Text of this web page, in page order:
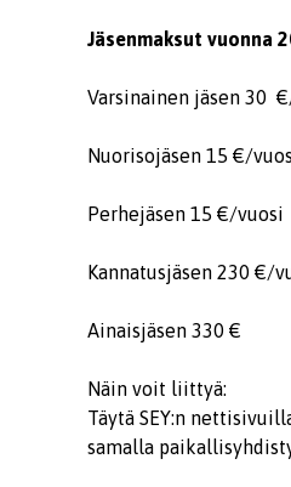
Jäsenmaksut vuonna
Varsinainen jäsen 30
Nuorisojäsen 15 €/
Perhejäsen 15 €/vuosi
Kannatusjäsen 230 €/
Ainaisjäsen 330 €
Näin voit liittyä:
Täytä SEY:n
samalla